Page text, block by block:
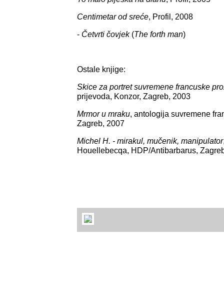
Centimetar od sreće, Profil, 2008
- Četvrti čovjek(The forth man)
Ostale knjige:
Skice za portret suvremene francuske
prijevoda, Konzor, Zagreb, 2003
Mrmor u mraku, antologija suvremene
Zagreb, 2007
Michel H. - mirakul, mučenik, manipulator
Houellebecqa, HDP/Antibarbarus,